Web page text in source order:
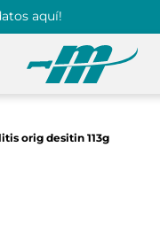
aquí!
orig desitin 113g